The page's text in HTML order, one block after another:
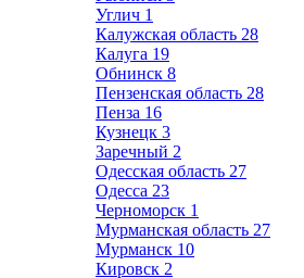
Углич 1
Калужская область 28
Калуга 19
Обнинск 8
Пензенская область 28
Пенза 16
Кузнецк 3
Заречный 2
Одесская область 27
Одесса 23
Черноморск 1
Мурманская область 27
Мурманск 10
Кировск 2